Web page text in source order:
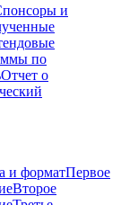
и
по
Отчет о
и форматПервое
Второе